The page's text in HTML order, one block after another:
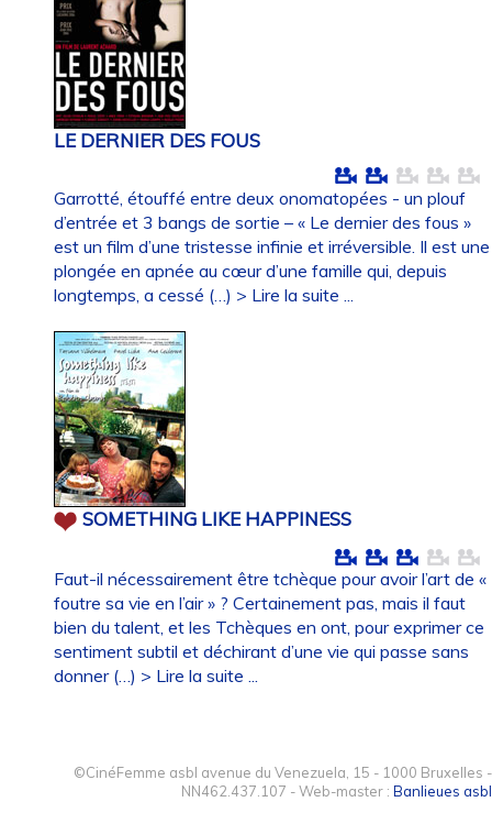
LE DERNIER DES FOUS
Garrotté, étouffé entre deux onomatopées - un plouf
d’entrée et 3 bangs de sortie – « Le dernier des fous »
est un film d’une tristesse infinie et irréversible. Il est une
plongée en apnée au cœur d’une famille qui, depuis
longtemps, a cessé (…) > Lire la suite ...
SOMETHING LIKE HAPPINESS
Faut-il nécessairement être tchèque pour avoir l’art de «
foutre sa vie en l’air » ? Certainement pas, mais il faut
bien du talent, et les Tchèques en ont, pour exprimer ce
sentiment subtil et déchirant d’une vie qui passe sans
donner (…) > Lire la suite ...
©CinéFemme asbl avenue du Venezuela, 15 - 1000 Bruxelles -
NN462.437.107 - Web-master : Banlieues asbl